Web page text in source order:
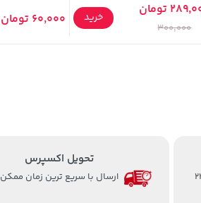
تومان
300,000
خرید 60,000 تومان
8 الی 24
تحویل اکسپرس
ارسال با سریع ترین زمان ممکن